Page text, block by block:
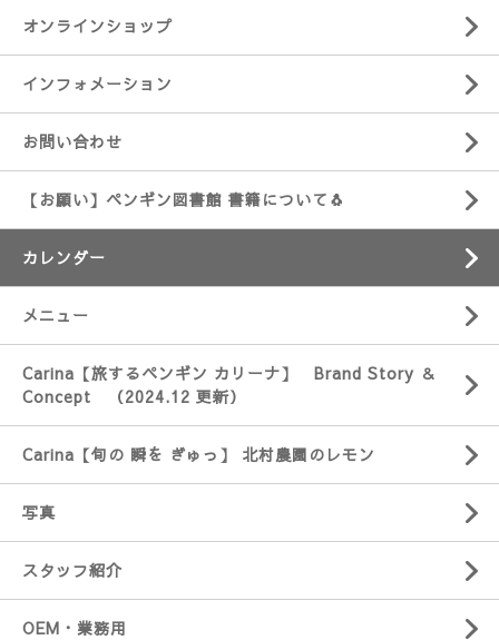
オンラインショップ
インフォメーション
お問い合わせ
【お願い】ペンギン図書館 書籍について🐧
カレンダー
メニュー
Carina【旅するペンギン カリーナ】 Brand Story ＆
Concept （2024.12 更新）
Carina【旬の 瞬を ぎゅっ】 北村農園のレモン
写真
スタッフ紹介
OEM・業務用